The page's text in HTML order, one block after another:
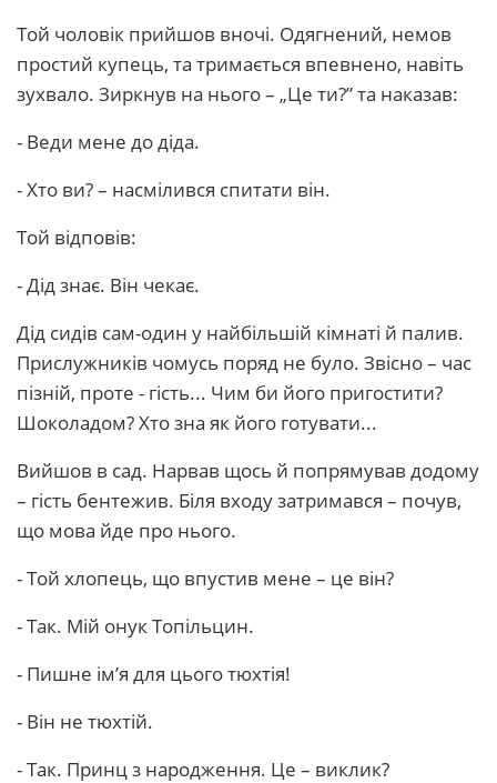
Той чоловік прийшов вночі. Одягнений, немов
простий купець, та тримається впевнено, навіть
зухвало. Зиркнув на нього – „Це ти?” та наказав:
- Веди мене до діда.
- Хто ви? – насмілився спитати він.
Той відповів:
- Дід знає. Він чекає.
Дід сидів сам-один у найбільшій кімнаті й палив.
Прислужників чомусь поряд не було. Звісно – час
пізній, проте - гість... Чим би його пригостити?
Шоколадом? Хто зна як його готувати...
Вийшов в сад. Нарвав щось й попрямував додому
– гість бентежив. Біля входу затримався – почув,
що мова йде про нього.
- Той хлопець, що впустив мене – це він?
- Так. Мій онук Топільцин.
- Пишне ім’я для цього тюхтія!
- Він не тюхтій.
- Так. Принц з народження. Це – виклик?